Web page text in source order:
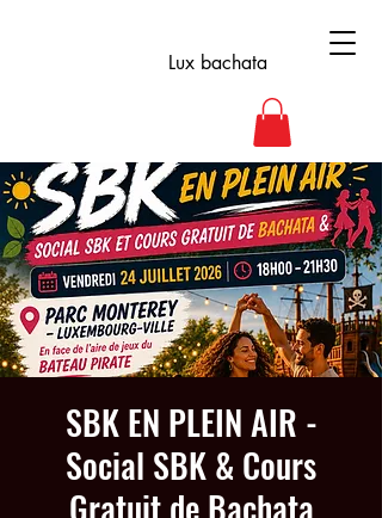
Lux bachata
SBK EN PLEIN AIR -
Social SBK & Cours
Gratuit de Bachata